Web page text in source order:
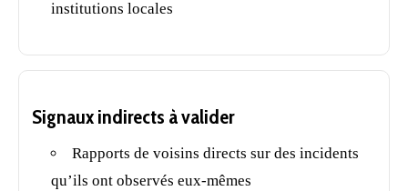
institutions locales
Signaux indirects à valider
Rapports de voisins directs sur des incidents
qu’ils ont observés eux-mêmes